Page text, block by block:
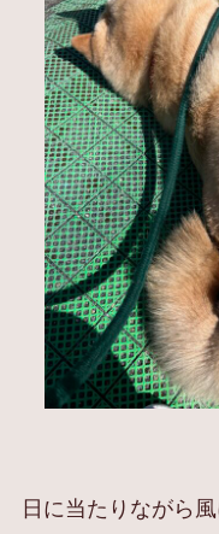
日に当たりながら